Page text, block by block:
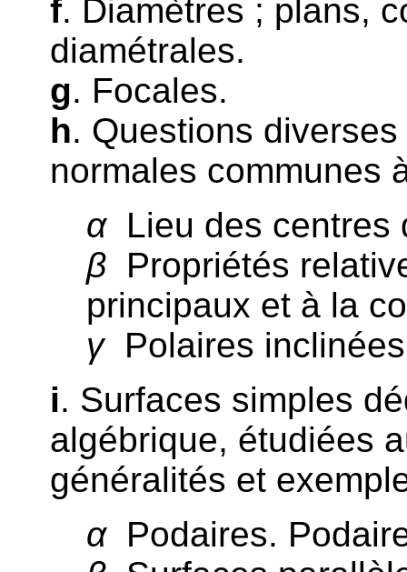
f. Diamètres ; plans,
diamétrales.
g. Focales.
h. Questions
normales communes
αLieu des centres
β Propriétés
principaux et à la
γPolaires
i. Surfaces simples
algébrique, étudiées
généralités et
αPodaires.